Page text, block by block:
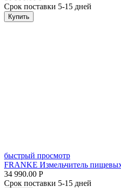
Срок поставки 5-15 дней
Купить
быстрый просмотр
FRANKE Измельчитель
34 990.00 Р
Срок поставки 5-15 дней